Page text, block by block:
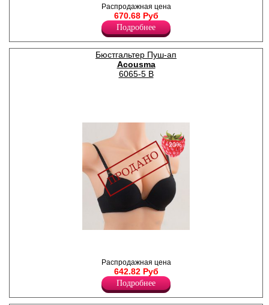
косточках, гладкий,
однотонный, с
декоративными бантиками,
сердечком. Бретели
регулируются по длине, не
съемные.
Нейлон 88%
Спандекс 12%
Распродажная цена
670.68 Руб
Подробнее
Бюстгальтер Пуш-ап
Acousma
6065-5 B
однотонный. Бретели
регулируются по длине,
съемные.
Нейлон 78%
Спандекс 22%
−20%
Распродажная цена
642.82 Руб
Подробнее